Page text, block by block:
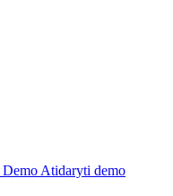
Demo Atidaryti demo